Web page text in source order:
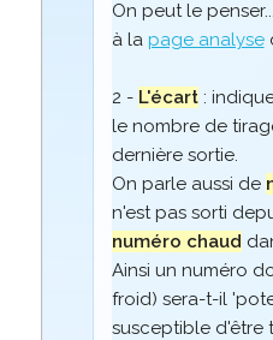
On peut le
à la page analyse
2 - L'écart:
le nombre de
dernière sortie.
On parle aussi de
n'est pas sorti
numéro chaud
Ainsi un numéro
froid) sera-t-il
susceptible d'être